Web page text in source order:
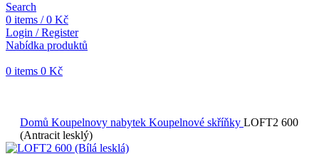
Search
0 items / 0 Kč
Login / Register
Nabídka produktů
0 items 0 Kč
Domů Koupelnovy nabytek Koupelnové skříňky LOFT2 600
(Antracit lesklý)